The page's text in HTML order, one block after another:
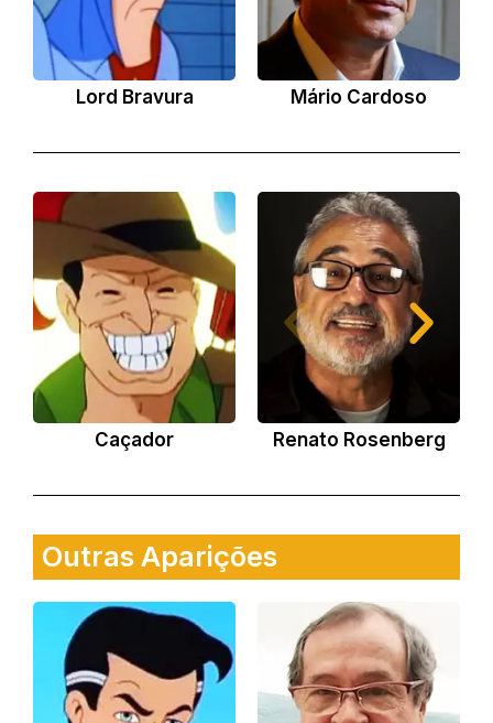
Lord Bravura Mário Cardoso
Caçador Renato Rosenberg
Outras Aparições